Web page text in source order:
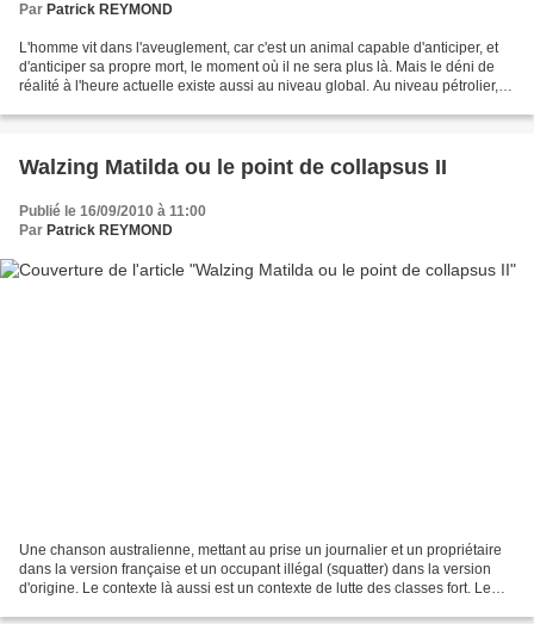
Par Patrick REYMOND
L'homme vit dans l'aveuglement, car c'est un animal capable d'anticiper, et
d'anticiper sa propre mort, le moment où il ne sera plus là. Mais le déni de
réalité à l'heure actuelle existe aussi au niveau global. Au niveau pétrolier, il
Walzing Matilda ou le point de collapsus II
Publié le 16/09/2010 à 11:00
Par Patrick REYMOND
Une chanson australienne, mettant au prise un journalier et un propriétaire
dans la version française et un occupant illégal (squatter) dans la version
d'origine. Le contexte là aussi est un contexte de lutte des classes fort. Le